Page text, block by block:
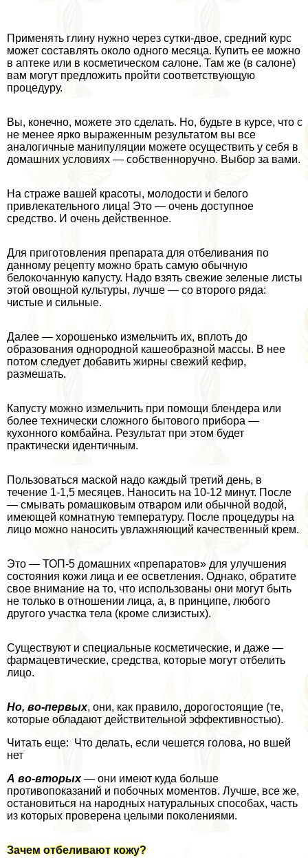
Применять глину нужно через сутки-двое, средний курс
может составлять около одного месяца. Купить ее можно
в аптеке или в косметическом салоне. Там же (в салоне)
вам могут предложить пройти соответствующую
процедуру.
Вы, конечно, можете это сделать. Но, будьте в курсе, что с
не менее ярко выраженным результатом вы все
аналогичные манипуляции можете осуществить у себя в
домашних условиях — собственноручно. Выбор за вами.
На страже вашей красоты, молодости и белого
привлекательного лица! Это — очень доступное
средство. И очень действенное.
Для приготовления препарата для отбеливания по
данному рецепту можно брать самую обычную
белокочанную капусту. Надо взять свежие зеленые листы
этой овощной культуры, лучше — со второго ряда:
чистые и сильные.
Далее — хорошенько измельчить их, вплоть до
образования однородной кашеобразной массы. В нее
потом следует добавить жирны свежий кефир,
размешать.
Капусту можно измельчить при помощи блендера или
более технически сложного бытового прибора —
кухонного комбайна. Результат при этом будет
пpaктически идентичным.
Пользоваться маской надо каждый третий день, в
течение 1-1,5 месяцев. Наносить на 10-12 минут. После
— смывать ромашковым отваром или обычной водой,
имеющей комнатную температуру. После процедуры на
лицо можно наносить увлажняющий качественный крем.
Это — ТОП-5 домашних «препаратов» для улучшения
состояния кожи лица и ее осветления. Однако, обратите
свое внимание на то, что использованы они могут быть
не только в отношении лица, а, в принципе, любого
другого участка тела (кроме слизистых).
Существуют и специальные косметические, и даже —
фармацевтические, средства, которые могут отбелить
лицо.
Но, во-первых, они, как правило, дорогостоящие (те,
которые обладают действительной эффективностью).
Читать еще: Что делать, если чешется голова, но вшей
нет
А во-вторых — они имеют куда больше
противопоказаний и побочных моментов. Лучше, все же,
остановиться на народных натуральных способах, часть
из которых проверена целыми поколениями.
Зачем отбеливают кожу?